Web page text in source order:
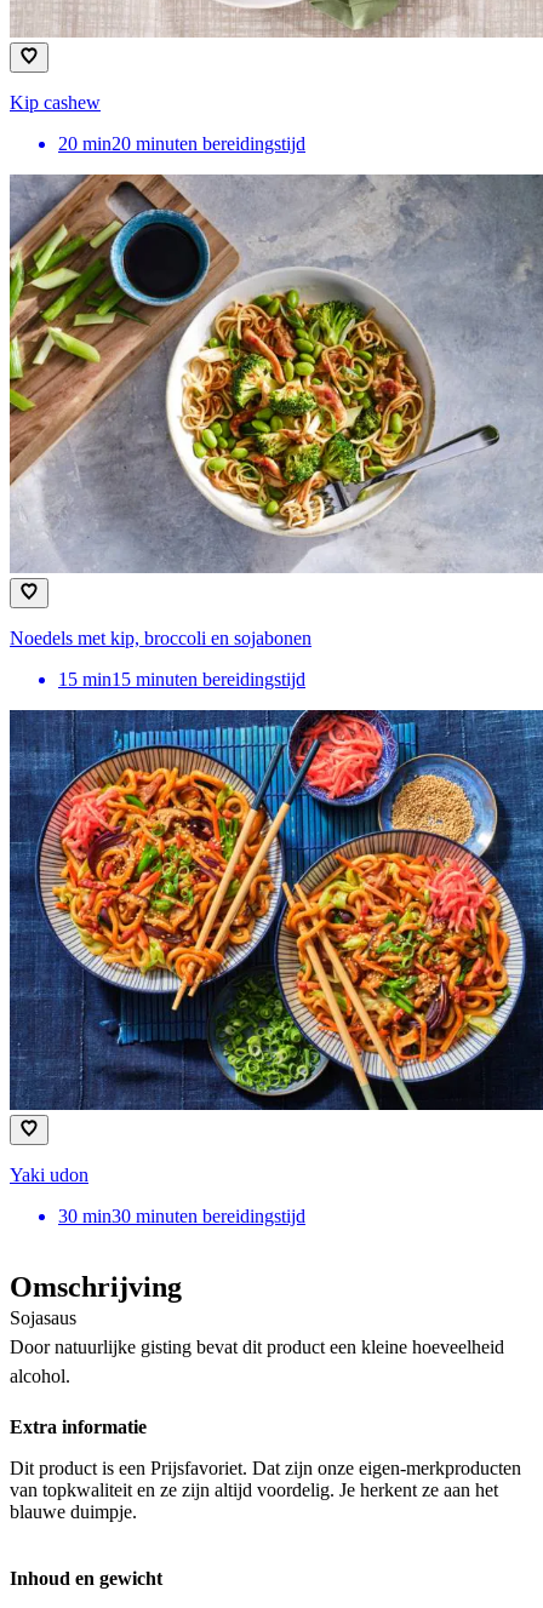
Kip cashew
20 min20 minuten bereidingstijd
Noedels met kip, broccoli en sojabonen
15 min15 minuten bereidingstijd
Yaki udon
30 min30 minuten bereidingstijd
Omschrijving
Sojasaus
Door natuurlijke gisting bevat dit product een kleine hoeveelheid
alcohol.
Extra informatie
Dit product is een Prijsfavoriet. Dat zijn onze eigen-merkproducten
van topkwaliteit en ze zijn altijd voordelig. Je herkent ze aan het
blauwe duimpje.
Inhoud en gewicht